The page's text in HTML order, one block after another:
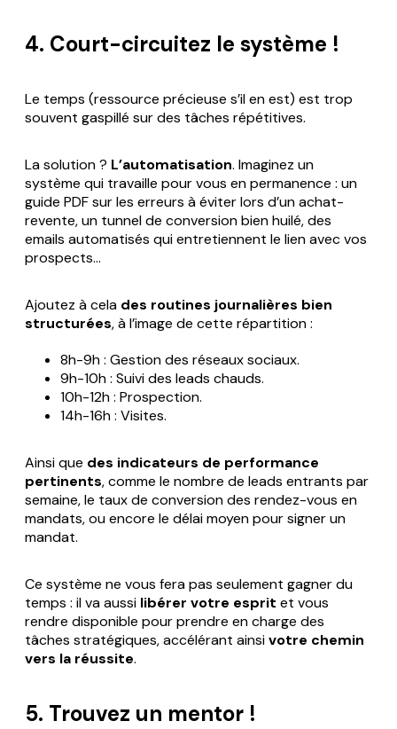
4. Court-circuitez le système !
Le temps (ressource précieuse s’il en est) est trop
souvent gaspillé sur des tâches répétitives.
La solution ? L’automatisation. Imaginez un
système qui travaille pour vous en permanence : un
guide PDF sur les erreurs à éviter lors d’un achat-
revente, un tunnel de conversion bien huilé, des
emails automatisés qui entretiennent le lien avec vos
prospects…
Ajoutez à cela des routines journalières bien
structurées, à l’image de cette répartition :
8h-9h : Gestion des réseaux sociaux.
9h-10h : Suivi des leads chauds.
10h-12h : Prospection.
14h-16h : Visites.
Ainsi que des indicateurs de performance
pertinents, comme le nombre de leads entrants par
semaine, le taux de conversion des rendez-vous en
mandats, ou encore le délai moyen pour signer un
mandat.
Ce système ne vous fera pas seulement gagner du
temps : il va aussi libérer votre esprit et vous
rendre disponible pour prendre en charge des
tâches stratégiques, accélérant ainsivotre chemin
vers la réussite.
5. Trouvez un mentor !